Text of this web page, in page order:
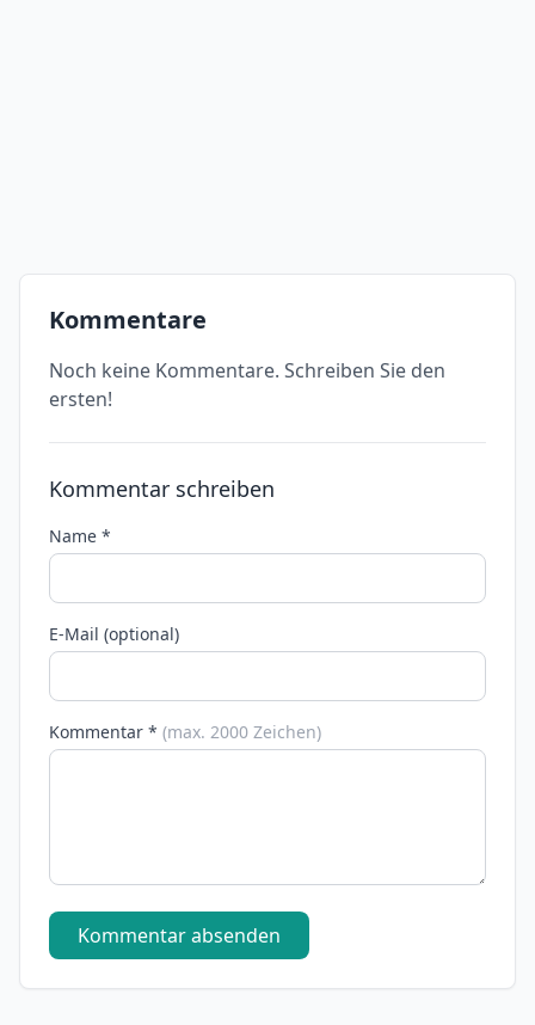
Kommentare
Noch keine Kommentare. Schreiben Sie den
ersten!
Kommentar schreiben
Name *
E-Mail (optional)
Kommentar * (max. 2000 Zeichen)
Kommentar absenden